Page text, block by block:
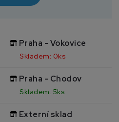
Praha - Vokovice
Skladem: 0ks
Praha - Chodov
Skladem: 5ks
Externí sklad